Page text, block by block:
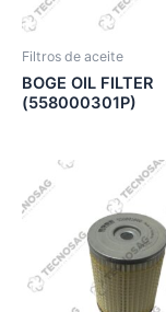
Filtros de aceite
BOGE OIL FILTER
(558000301P)